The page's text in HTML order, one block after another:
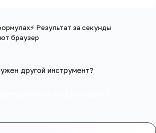
⚡ Результат за секунды
браузер
другой инструмент?